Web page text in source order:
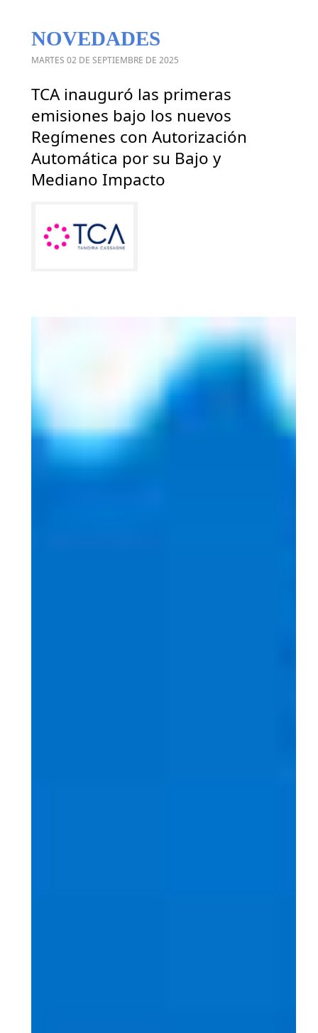
NOVEDADES
MARTES 02 DE SEPTIEMBRE DE 2025
TCA inauguró las primeras
emisiones bajo los nuevos
Regímenes con Autorización
Automática por su Bajo y
Mediano Impacto